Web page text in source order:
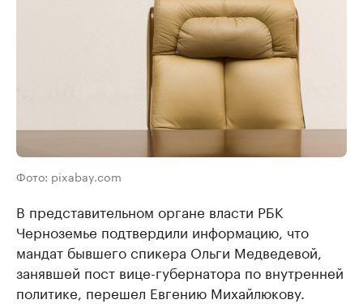
Фото: pixabay.com
В представительном органе власти РБК
Черноземье подтвердили информацию, что
мандат бывшего спикера Ольги Медведевой,
занявшей пост вице-губернатора по внутренней
политике, перешел Евгению Михайлюкову.